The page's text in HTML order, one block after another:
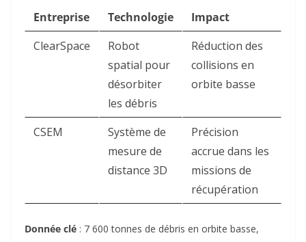
Entreprise Technologie
Impact
ClearSpace
Robot
spatial pour
désorbiter
les débris
Réduction des
collisions en
orbite basse
CSEM
Système de
mesure de
distance 3D
Précision
accrue dans les
missions de
récupération
Donnée clé : 7 600 tonnes de débris en orbite basse,